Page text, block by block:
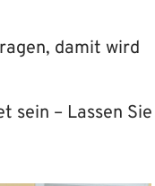
damit wird
sein – Lassen Sie